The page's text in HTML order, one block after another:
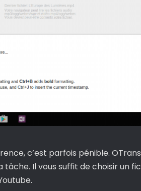
c’est parfois pénible.
Il vous suffit de choisir un